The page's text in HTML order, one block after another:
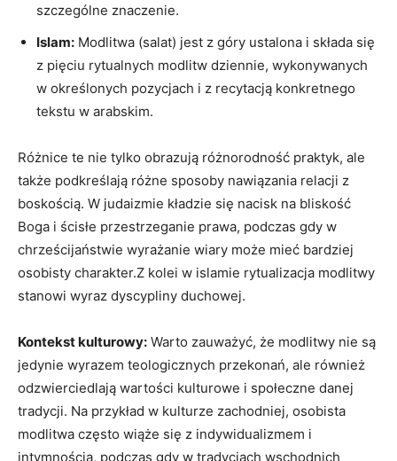
szczególne ⁢znaczenie.
Islam: Modlitwa (salat)⁣ jest z góry ustalona i składa się
z pięciu rytualnych modlitw dziennie, wykonywanych
w określonych pozycjach i z recytacją konkretnego
tekstu ​w arabskim.
Różnice te nie tylko obrazują różnorodność praktyk, ale
także podkreślają różne sposoby​ nawiązania relacji z
boskością. ⁢W judaizmie kładzie się nacisk na⁢ bliskość
Boga‌ i ⁤ścisłe przestrzeganie prawa, ⁣podczas ​gdy w
chrześcijaństwie wyrażanie wiary może mieć bardziej
⁤osobisty charakter.Z kolei w islamie rytualizacja modlitwy ​
stanowi wyraz dyscypliny ‌duchowej.
Kontekst kulturowy: Warto zauważyć, ⁣że⁤ modlitwy​ nie są
jedynie wyrazem‌ teologicznych przekonań, ale również
odzwierciedlają ​wartości kulturowe i społeczne ‍danej
tradycji. Na przykład w kulturze zachodniej, osobista
modlitwa często​ wiąże się z ‌indywidualizmem i
intymnością, podczas ⁣gdy ⁢w tradycjach wschodnich